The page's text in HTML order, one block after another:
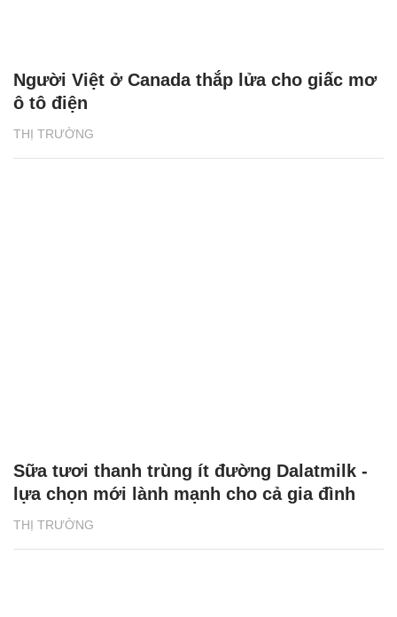
THỊ TRƯỜNG
Người Việt ở Canada thắp lửa cho giấc mơ
ô tô điện
THỊ TRƯỜNG
Sữa tươi thanh trùng ít đường Dalatmilk -
lựa chọn mới lành mạnh cho cả gia đình